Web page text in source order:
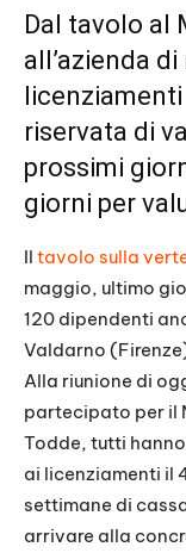
Dal tavolo al
all’azienda
riservata di
prossimi
giorni per
Il tavolo sulla
maggio, ultimo
120 dipendenti
Valdarno
Alla riunione di
partecipato per il
Todde, tutti
ai licenziamenti il
settimane di
arrivare alla